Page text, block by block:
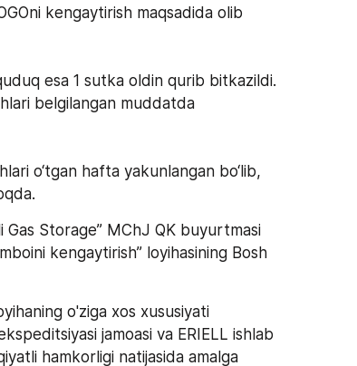
kengaytirish maqsadida olib
esa 1 sutka oldin qurib bitkazildi.
belgilangan muddatda
o‘tgan hafta yakunlangan bo‘lib,
Gas Storage” MChJ QK buyurtmasi
kengaytirish” loyihasining Bosh
o'ziga xos xususiyati
jamoasi va ERIELL ishlab
hamkorligi natijasida amalga